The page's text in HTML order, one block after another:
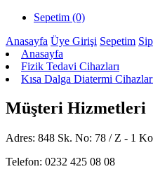
Sepetim (0)
Anasayfa Üye Girişi Sepetim
Anasayfa
Fizik Tedavi Cihazları
Kısa Dalga Diatermi
Müşteri Hizmetleri
Adres: 848 Sk. No: 78 / Z - 1
Telefon: 0232 425 08 08